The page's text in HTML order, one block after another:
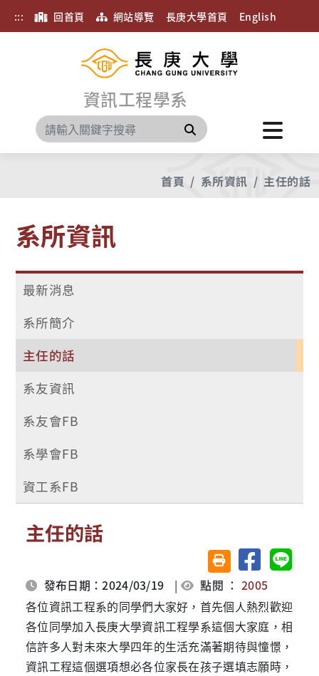
::: 回首頁 網站導覽 長庚大學首頁 English
資訊工程學系
搜尋
首頁 系所資訊 主任的話
系所資訊
最新消息
系所簡介
主任的話
系友資訊
系友會FB
系學會FB
資工系FB
主任的話
友善列印(另開視窗)
分享至臉書分享
發布日期：2024/03/19 | 點閱 ：2005
各位資訊工程系的同學們大家好，首先個人熱烈歡迎
各位同學加入長庚大學資訊工程學系這個大家庭，相
信許多人對未來大學四年的生活充滿著期待與憧憬，
資訊工程這個選項想必各位家長在孩子選填志願時，